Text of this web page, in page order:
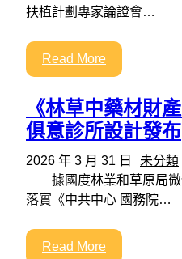
扶植計劃專家論證會…
Read More
《林草中藥材財
俱意診所設計發布
2026 年 3 月 31 日
未分類
據國度林業和草原局微
落實《中共中心 國務院…
Read More